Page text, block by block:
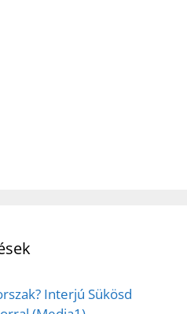
Interjú Sükösd